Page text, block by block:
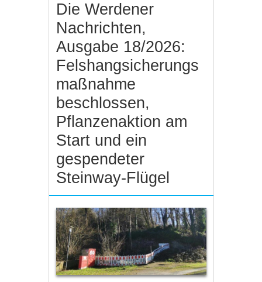
Die Werdener
Nachrichten,
Ausgabe 18/2026:
Felshangsicherungs
maßnahme
beschlossen,
Pflanzenaktion am
Start und ein
gespendeter
Steinway-Flügel